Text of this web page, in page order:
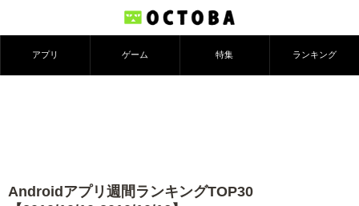
アプリ ゲーム 特集 ランキング
Androidアプリ週間ランキングTOP30